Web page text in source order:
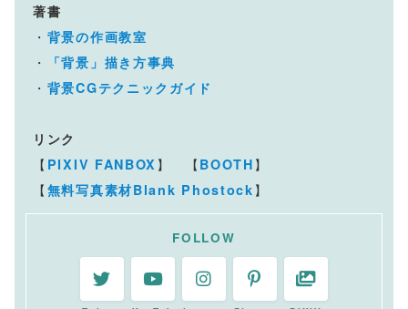
著書
・ 背景の作画教室
・ 「背景」描き方事典
・ 背景CGテクニックガイド
リンク
【 PIXIV FANBOX 】 【 BOOTH 】
【 無料写真素材Blank Phostock 】
FOLLOW